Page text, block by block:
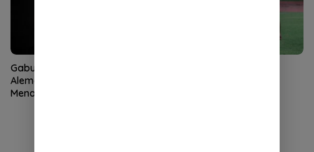
Gabung Persiraja, Daniel
Alemão Targetkan
Menangkan Sebanyak